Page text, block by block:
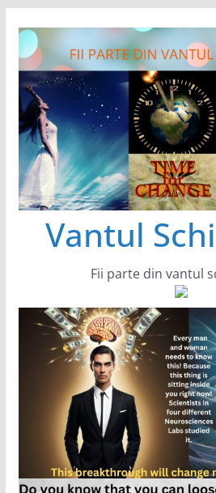
conținut
Vantul
Fii parte din vantul